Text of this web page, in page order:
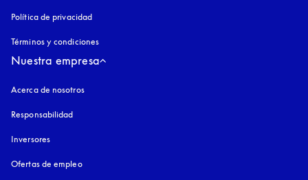
Política de privacidad
Términos y condiciones
Nuestra empresa
Acerca de nosotros
Responsabilidad
Inversores
Ofertas de empleo